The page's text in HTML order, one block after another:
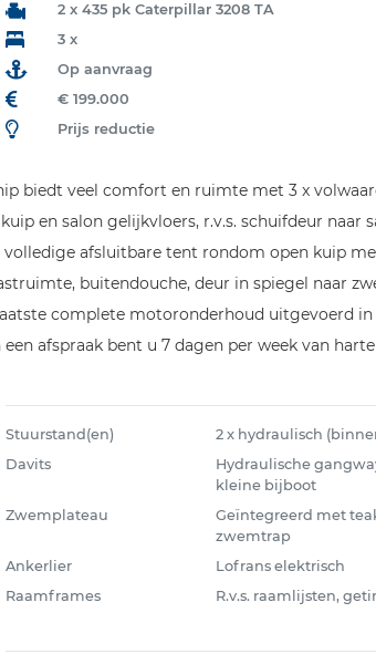
2 x 435 pk Caterpillar 3208 TA
3 x
Op aanvraag
€ 199.000
Prijs reductie
biedt veel comfort en ruimte met 3 x
en salon gelijkvloers, r.v.s. schuifdeur naar
afsluitbare tent rondom open kuip
buitendouche, deur in spiegel naar
complete motoronderhoud uitgevoerd
afspraak bent u 7 dagen per week van
Stuurstand(en)
2 x hydraulisch
Davits
Hydraulische
kleine bijboot
Zwemplateau
Geïntegreerd met
zwemtrap
Ankerlier
Lofrans elektrisch
Raamframes
R.v.s. raamlijsten,